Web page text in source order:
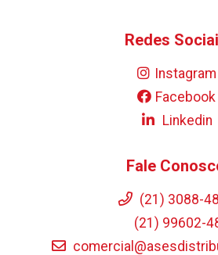
Redes
Instagram
Facebook
Linkedin
Fale
(21) 3088-
(21) 99602-